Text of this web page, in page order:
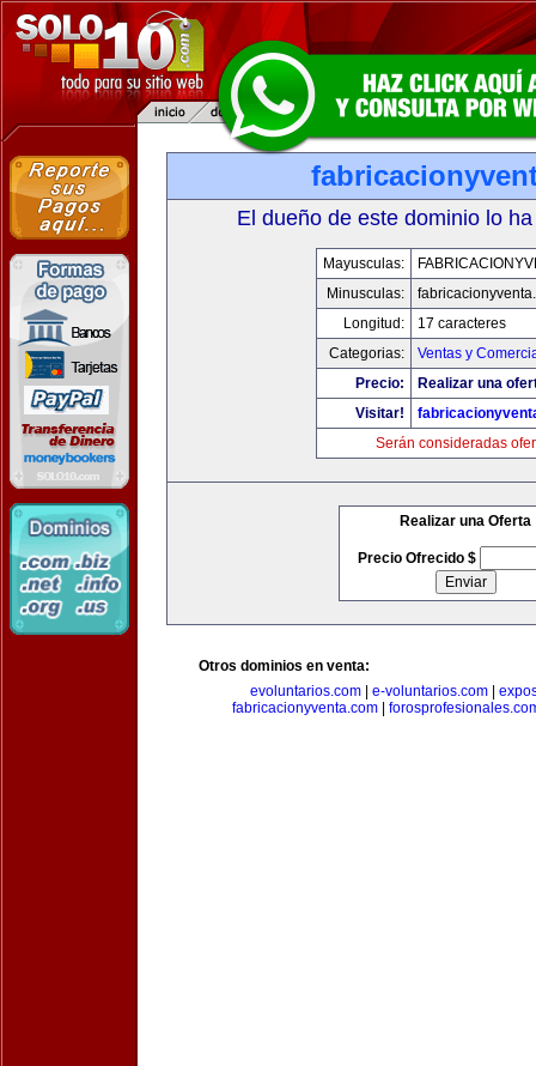
El dueño de este dominio lo
Mayusculas:
Minusculas:
Longitud:
17 caracteres
Categorias:
Ventas y
Precio:
Realizar una
Visitar!
Serán consideradas
Realizar una Oferta
Precio Ofrecido $
Otros dominios en venta:
evoluntarios.com
e-voluntarios.com
fabricacionyventa.com|